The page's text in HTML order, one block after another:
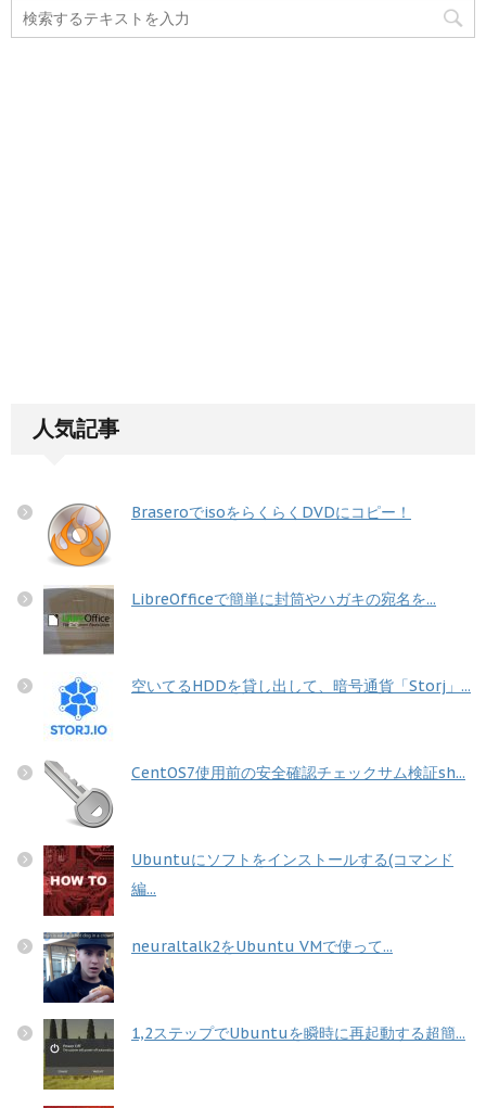
人気記事
BraseroでisoをらくらくDVDにコピー！
LibreOfficeで簡単に封筒やハガキの宛名を...
空いてるHDDを貸し出して、暗号通貨「Storj」...
CentOS7使用前の安全確認チェックサム検証sh...
Ubuntuにソフトをインストールする(コマンド
編...
neuraltalk2をUbuntu VMで使って...
1,2ステップでUbuntuを瞬時に再起動する超簡...